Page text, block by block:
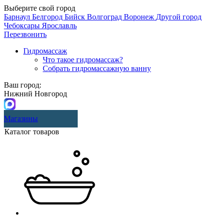
Выберите свой город
Барнаул Белгород Бийск Волгоград Воронеж Другой город
Чебоксары Ярославль
Перезвонить
Гидромассаж
Что такое гидромассаж?
Собрать гидромассажную ванну
Ваш город:
Нижний Новгород
Магазины
Каталог товаров